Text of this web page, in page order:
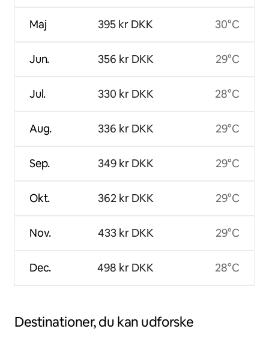
Maj
Jun.
Jul.
Aug.
Sep.
Okt.
Nov.
Dec.
395 kr DKK
356 kr DKK
330 kr DKK
336 kr DKK
349 kr DKK
362 kr DKK
433 kr DKK
498 kr DKK
30°C
29°C
28°C
29°C
29°C
29°C
29°C
28°C
Destinationer, du kan udforske